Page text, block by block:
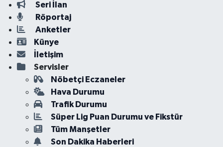
Seri İlan
Röportaj
Anketler
Künye
İletişim
Servisler
Nöbetçi Eczaneler
Hava Durumu
Trafik Durumu
Süper Lig Puan Durumu ve Fikstür
Tüm Manşetler
Son Dakika Haberleri